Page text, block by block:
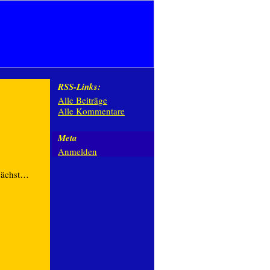
RSS-Links:
Alle Beiträge
Alle Kommentare
Meta
Anmelden